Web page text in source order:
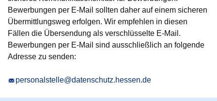
Bewerbungen per E-Mail sollten daher auf einem sicheren
Übermittlungsweg erfolgen. Wir empfehlen in diesen
Fällen die Übersendung als verschlüsselte E-Mail.
Bewerbungen per E-Mail sind ausschließlich an folgende
Adresse zu senden:
personalstelle@datenschutz.hessen.de